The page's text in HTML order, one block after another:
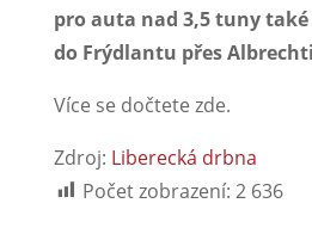
pro auta nad 3,5 tuny
do Frýdlantu přes
Více se dočtete zde.
Zdroj: Liberecká drbna
Počet zobrazení: 2 636